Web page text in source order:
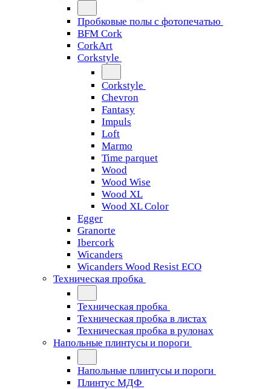
Пробковые полы с фотопечатью
BFM Cork
CorkArt
Corkstyle
Corkstyle
Chevron
Fantasy
Impuls
Loft
Marmo
Time parquet
Wood
Wood Wise
Wood XL
Wood XL Color
Egger
Granorte
Ibercork
Wicanders
Wicanders Wood Resist ECO
Техническая пробка
Техническая пробка
Техническая пробка в листах
Техническая пробка в рулонах
Напольные плинтусы и пороги
Напольные плинтусы и пороги
Плинтус МДФ